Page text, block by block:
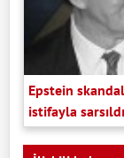
Epstein
istifayla sarsıldı